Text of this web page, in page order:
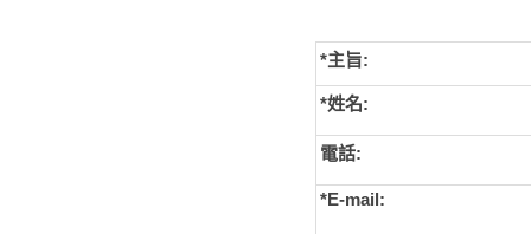
*主旨:
*姓名:
電話:
*E-mail: